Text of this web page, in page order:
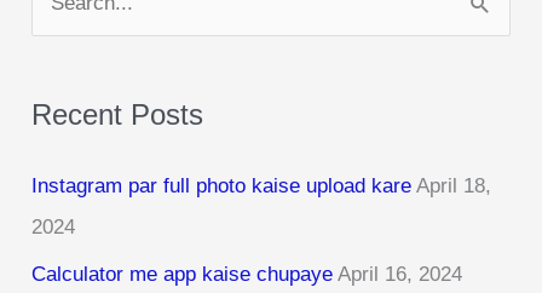
e
r
h
f
o
Recent Posts
Instagram par full photo kaise upload kare April 18,
2024
Calculator me app kaise chupaye April 16, 2024